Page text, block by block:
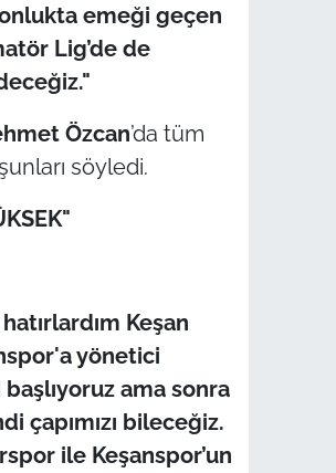
emeği geçen
Lig’de de
Özcan’da tüm
söyledi.
Keşan
yönetici
ama sonra
çapımızı bileceğiz.
ile Keşanspor’un